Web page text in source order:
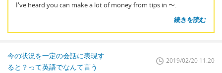
I've heard you can make a lot of money from tips in 〜.
続きを読む
今の状況を一定の会話に表現す
ると？って英語でなんて言う
2019/02/20 11:20